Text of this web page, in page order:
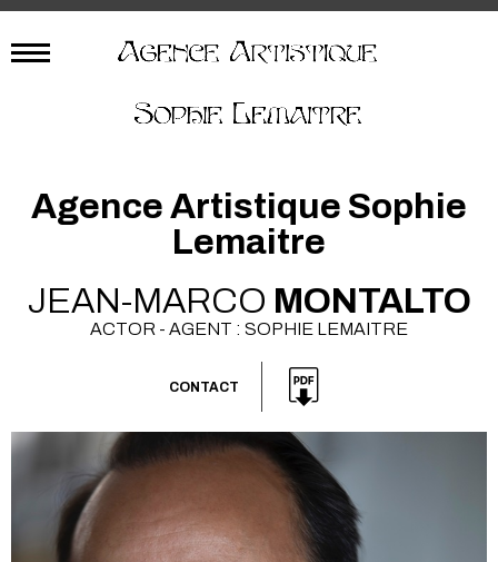
Agence Artistique Sophie
Lemaitre
JEAN-MARCO MONTALTO
ACTOR - AGENT : SOPHIE LEMAITRE
CONTACT